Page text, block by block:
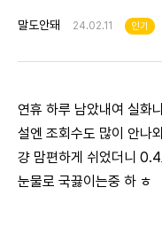
말도안돼 24.02.11 인기
연휴 하루 남았내여 실화
설엔 조회수도 많이 안나
걍 맘편하게 쉬었더니
눈물로 국끓이는중 하 ㅎ